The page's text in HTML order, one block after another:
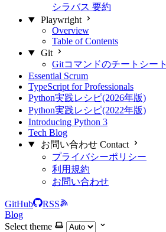
シラバス 要約
Playwright
Overview
Table of Contents
Git
Gitコマンドのチートシート
Essential Scrum
TypeScript for Professionals
Python実践レシピ(2026年版)
Python実践レシピ(2022年版)
Introducing Python 3
Tech Blog
お問い合わせ Contact
プライバシーポリシー
利用規約
お問い合わせ
GitHub
RSS
Blog
Select theme